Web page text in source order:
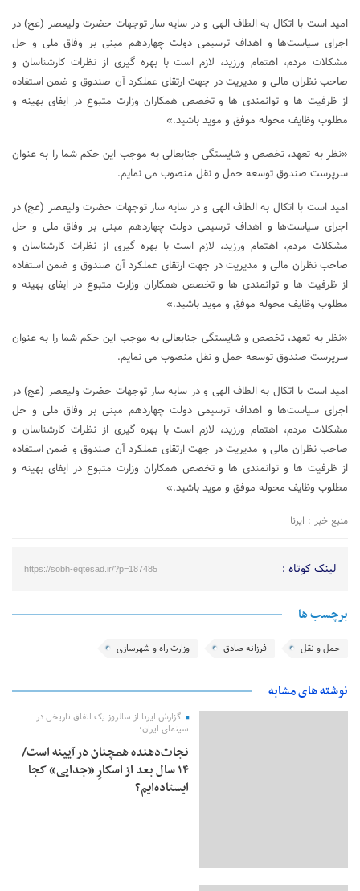
امید است با اتکال به الطاف الهی و در سایه سار توجهات حضرت ولیعصر (عج) در
اجرای سیاست‌ها و اهداف ترسیمی دولت چهاردهم مبنی بر وفاق ملی و حل
مشکلات مردم، اهتمام ورزید، لازم است با بهره گیری از نظرات کارشناسان و
صاحب نظران مالی و مدیریت در جهت ارتقای عملکرد آن صندوق و ضمن استفاده
از ظرفیت ها و توانمندی ها و تخصص همکاران وزارت متبوع در ایفای بهینه و
مطلوب وظایف محوله موفق و موید باشید.»
«نظر به تعهد، تخصص و شایستگی جنابعالی به موجب این حکم شما را به عنوان
سرپرست صندوق توسعه حمل و نقل منصوب می نمایم.
امید است با اتکال به الطاف الهی و در سایه سار توجهات حضرت ولیعصر (عج) در
اجرای سیاست‌ها و اهداف ترسیمی دولت چهاردهم مبنی بر وفاق ملی و حل
مشکلات مردم، اهتمام ورزید، لازم است با بهره گیری از نظرات کارشناسان و
صاحب نظران مالی و مدیریت در جهت ارتقای عملکرد آن صندوق و ضمن استفاده
از ظرفیت ها و توانمندی ها و تخصص همکاران وزارت متبوع در ایفای بهینه و
مطلوب وظایف محوله موفق و موید باشید.»
«نظر به تعهد، تخصص و شایستگی جنابعالی به موجب این حکم شما را به عنوان
سرپرست صندوق توسعه حمل و نقل منصوب می نمایم.
امید است با اتکال به الطاف الهی و در سایه سار توجهات حضرت ولیعصر (عج) در
اجرای سیاست‌ها و اهداف ترسیمی دولت چهاردهم مبنی بر وفاق ملی و حل
مشکلات مردم، اهتمام ورزید، لازم است با بهره گیری از نظرات کارشناسان و
صاحب نظران مالی و مدیریت در جهت ارتقای عملکرد آن صندوق و ضمن استفاده
از ظرفیت ها و توانمندی ها و تخصص همکاران وزارت متبوع در ایفای بهینه و
مطلوب وظایف محوله موفق و موید باشید.»
منبع خبر : ایرنا
لینک کوتاه : https://sobh-eqtesad.ir/?p=187485
برچسب ها
حمل و نقل فرزانه صادق وزارت راه و شهرسازی
نوشته های مشابه
گزارش ایرنا از سالروز یک اتفاق تاریخی در
سینمای ایران؛
نجات‌دهنده‌ همچنان در آیینه است/
۱۴ سال بعد از اسکارِ «جدایی» کجا
ایستاده‌ایم؟